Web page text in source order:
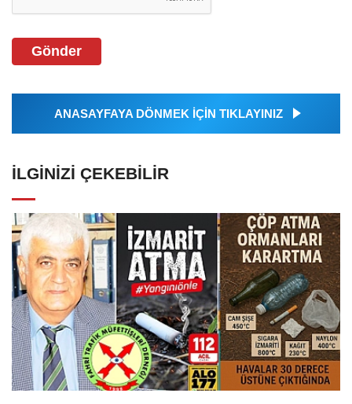
Gönder
ANASAYFAYA DÖNMEK İÇİN TIKLAYINIZ
İLGINIZI ÇEKEBILIR